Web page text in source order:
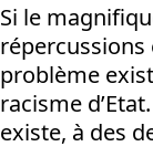
Si le
répercussions
problème
racisme
existe, à des